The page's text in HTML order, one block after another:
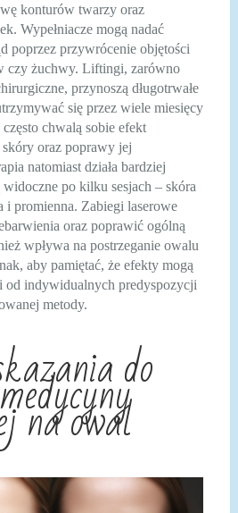
konturów twarzy oraz
Wypełniacze mogą nadać
poprzez przywrócenie objętości
czy żuchwy. Liftingi, zarówno
przynoszą długotrwałe
się przez wiele miesięcy
chwalą sobie efekt
oraz poprawy jej
natomiast działa bardziej
po kilku sesjach – skóra
i promienna. Zabiegi laserowe
oraz poprawić ogólną
wpływa na postrzeganie owalu
aby pamiętać, że efekty mogą
od indywidualnych predyspozycji
metody.
do
na owal